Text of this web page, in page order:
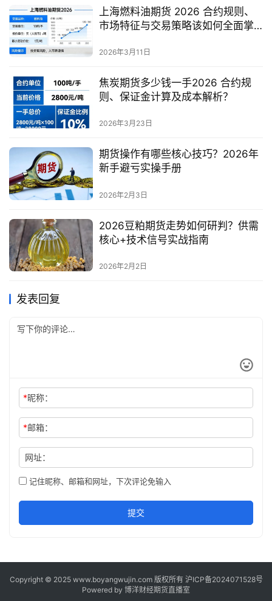
上海燃料油期货 2026 合约规则、
市场特征与交易策略该如何全面掌
2026年3月11日
焦炭期货多少钱一手2026 合约规
则、保证金计算及成本解析？
2026年3月23日
期货操作有哪些核心技巧？2026年
新手避亏实操手册
2026年2月3日
2026豆粕期货走势如何研判？供需
核心+技术信号实战指南
2026年2月2日
发表回复
*昵称：
*邮箱：
网址：
记住昵称、邮箱和网址，下次评论免输入
提交
Copyright © 2025 www.boyangwujin.com 版权所有 沪ICP备2024071528号
Powered by 博洋财经期货直播室